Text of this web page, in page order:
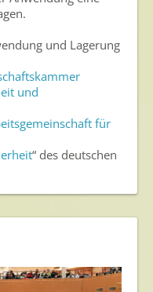
und Lagerung
und
für
“ des deutschen